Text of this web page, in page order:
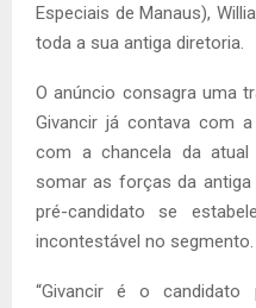
Especiais de Manaus),
toda a sua antiga diretoria.
O anúncio consagra uma
Givancir já contava com
com a chancela da atual
somar as forças da antiga
pré-candidato se
incontestável no segmento.
“Givancir é o candidato